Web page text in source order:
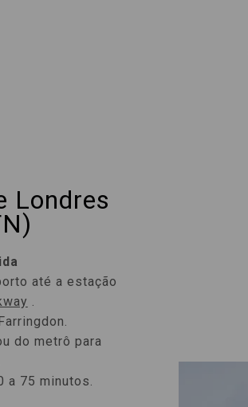
Londres
até a estação
.
do metrô para
a 75 minutos.